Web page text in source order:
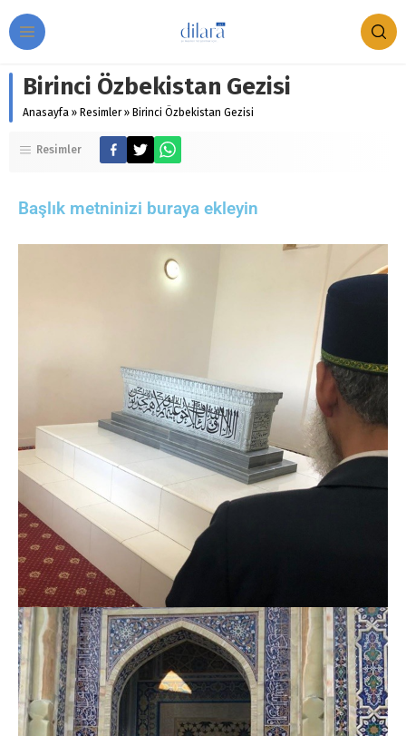
Birinci Özbekistan Gezisi
Anasayfa » Resimler » Birinci Özbekistan Gezisi
Resimler
Başlık metninizi buraya ekleyin